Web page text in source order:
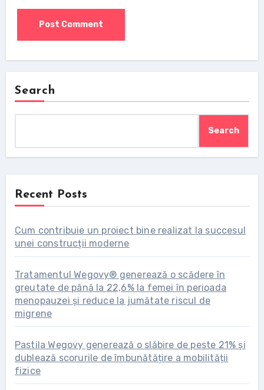
Search
Search
Recent Posts
Cum contribuie un proiect bine realizat la succesul
unei construcții moderne
Tratamentul Wegovy® generează o scădere în
greutate de până la 22,6% la femei în perioada
menopauzei și reduce la jumătate riscul de
migrene
Pastila Wegovy generează o slăbire de peste 21% și
dublează scorurile de îmbunătățire a mobilității
fizice